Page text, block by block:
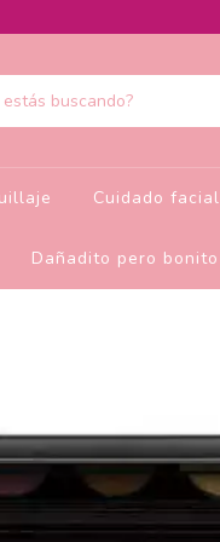
Cuidado facial
Dañadito pero bonito